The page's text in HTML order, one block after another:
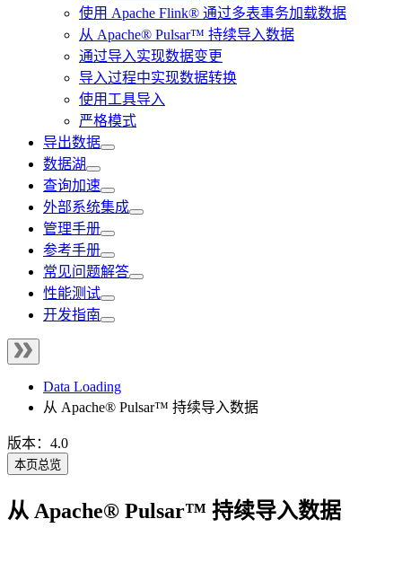
使用 Apache Flink® 通过多表事务加载数据
从 Apache® Pulsar™ 持续导入数据
通过导入实现数据变更
导入过程中实现数据转换
使用工具导入
严格模式
导出数据
数据湖
查询加速
外部系统集成
管理手册
参考手册
常见问题解答
性能测试
开发指南
Data Loading
从 Apache® Pulsar™ 持续导入数据
版本：4.0
本页总览
从 Apache® Pulsar™ 持续导入数据